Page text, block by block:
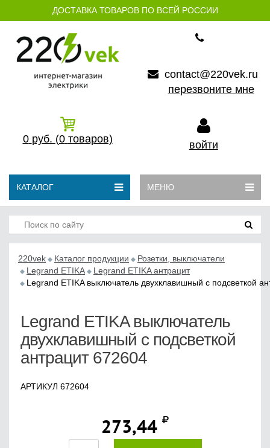
ДОСТАВКА ТОВАРОВ ПО ВСЕЙ РОССИИ
contact@220vek.ru
перезвоните мне
0 руб. (0 товаров) войти
КАТАЛОГ МЕНЮ
220vek Каталог продукции
Розетки, выключатели
Legrand ETIKA
Legrand ETIKA антрацит
Legrand ETIKA выключатель двухклавишный с подсветкой
Legrand ETIKA выключатель
двухклавишный с подсветкой
антрацит 672604
АРТИКУЛ 672604
273,44